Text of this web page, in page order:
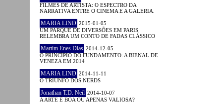
FILMES DE ARTISTA: O ESPECTRO DA
NARRATIVA ENTRE O CINEMA E A GALERIA.
MARIA LIND 2015-01-05
UM PARQUE DE DIVERSÕES EM PARIS
RELEMBRA UM CONTO DE FADAS CLÁSSICO
Martim Enes Dias 2014-12-05
O PRINCÍPIO DO FUNDAMENTO: A BIENAL DE
VENEZA EM 2014
MARIA LIND 2014-11-11
O TRIUNFO DOS NERDS
Jonathan T.D. Neil 2014-10-07
A ARTE É BOA OU APENAS VALIOSA?